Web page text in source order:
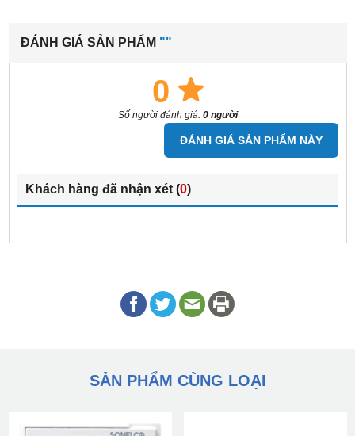
ĐÁNH GIÁ SẢN PHẨM ""
0
Số người đánh giá: 0 người
ĐÁNH GIÁ SẢN PHẨM NÀY
Khách hàng đã nhận xét (0)
SẢN PHẨM CÙNG LOẠI